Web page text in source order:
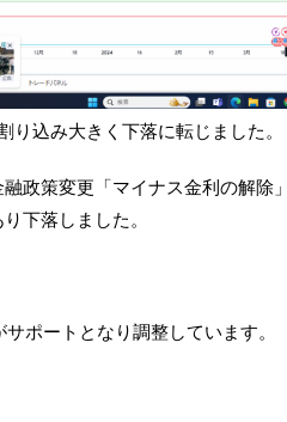
り込み大きく下落に転じました。
政策変更「マイナス金利の解除
下落しました。
ポートとなり調整しています。